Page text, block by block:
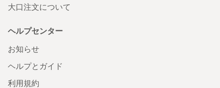
大口注文について
ヘルプセンター
お知らせ
ヘルプとガイド
利用規約